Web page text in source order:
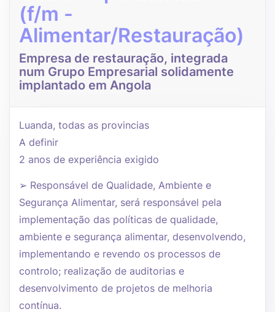
(f/m -
Alimentar/Restauração)
Empresa de restauração, integrada
num Grupo Empresarial solidamente
implantado em Angola
Luanda, todas as provincias
A definir
2 anos de experiência exigido
➢ Responsável de Qualidade, Ambiente e
Segurança Alimentar, será responsável pela
implementação das políticas de qualidade,
ambiente e segurança alimentar, desenvolvendo,
implementando e revendo os processos de
controlo; realização de auditorias e
desenvolvimento de projetos de melhoria
contínua.